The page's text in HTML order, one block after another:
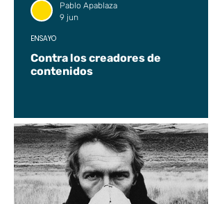
Contra los creadores de
contenidos
ENSAYO
Pablo Apablaza
9 jun